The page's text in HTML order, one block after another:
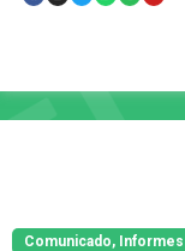
Comunicado, Informes